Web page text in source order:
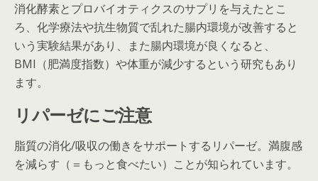
消化酵素とプロバイオティクスのサプリを与えたとこ
ろ、化学療法や抗生物質で乱れた腸内環境が改善すると
いう実験結果があり、また腸内環境が良くなると、
BMI（肥満度指数）や体重が減少するという研究もあり
ます。
リパーゼにご注意
脂質の消化/吸収の働きをサポートするリパーゼ。満腹感
を減らす（＝もっと食べたい）ことが知られています。